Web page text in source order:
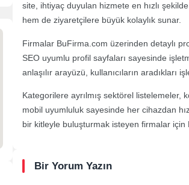
site, ihtiyaç duyulan hizmete en hızlı
hem de ziyaretçilere büyük kolaylık sunar.
Firmalar BuFirma.com üzerinden detaylı
SEO uyumlu profil sayfaları sayesinde
anlaşılır arayüzü, kullanıcıların aradıkları
Kategorilere ayrılmış sektörel listelemeler,
mobil uyumluluk sayesinde her cihazdan
bir kitleyle buluşturmak isteyen firmalar
Bir Yorum Yazın